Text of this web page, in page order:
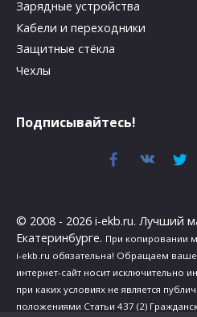
Зарядные устройства
Кабели и переходники
Защитные стёкла
Чехлы
Подписывайтесь!
© 2008 - 2026 i-ekb.ru. Лучший
Екатеринбурге. При копировании
i-ekb.ru обязательна! Обращаем
интернет-сайт носит исключительно
при каких условиях не является
положениями Статьи 437 (2)